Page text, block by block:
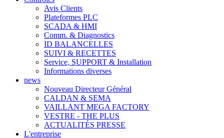
Avis Clients
Plateformes PLC
SCADA & HMI
Comm. & Diagnostics
ID BALANCELLES
SUIVI & RECETTES
Service, SUPPORT & Installation
Informations diverses
news
Nouveau Directeur Général
CALDAN & SEMA
VAILLANT MEGA FACTORY
VESTRE - THE PLUS
ACTUALITÉS PRESSE
L'entreprise